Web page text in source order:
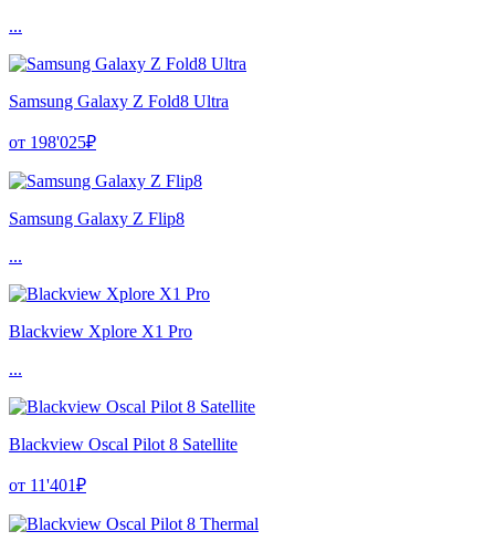
...
Samsung Galaxy Z Fold8 Ultra
от 198'025₽
Samsung Galaxy Z Flip8
...
Blackview Xplore X1 Pro
...
Blackview Oscal Pilot 8 Satellite
от 11'401₽